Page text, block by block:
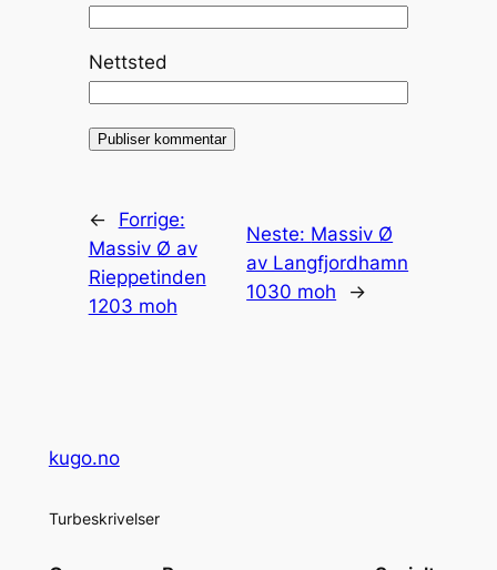
Nettsted
←
Forrige:
Massiv Ø av
Rieppetinden
1203 moh
Neste: Massiv Ø
av Langfjordhamn
1030 moh
→
kugo.no
Turbeskrivelser